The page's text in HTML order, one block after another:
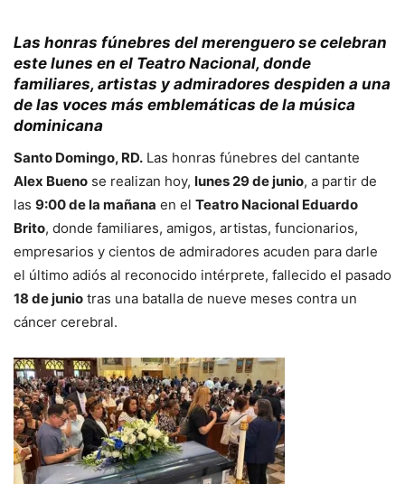
Las honras fúnebres del merenguero se celebran
este lunes en el Teatro Nacional, donde
familiares, artistas y admiradores despiden a una
de las voces más emblemáticas de la música
dominicana
Santo Domingo, RD. Las honras fúnebres del cantante
Alex Bueno se realizan hoy, lunes 29 de junio, a partir de
las 9:00 de la mañana en el Teatro Nacional Eduardo
Brito, donde familiares, amigos, artistas, funcionarios,
empresarios y cientos de admiradores acuden para darle
el último adiós al reconocido intérprete, fallecido el pasado
18 de junio tras una batalla de nueve meses contra un
cáncer cerebral.